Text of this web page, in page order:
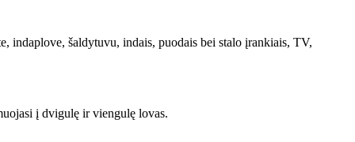
indaplove, šaldytuvu, indais, puodais bei stalo įrankiais, TV,
į dvigulę ir viengulę lovas.